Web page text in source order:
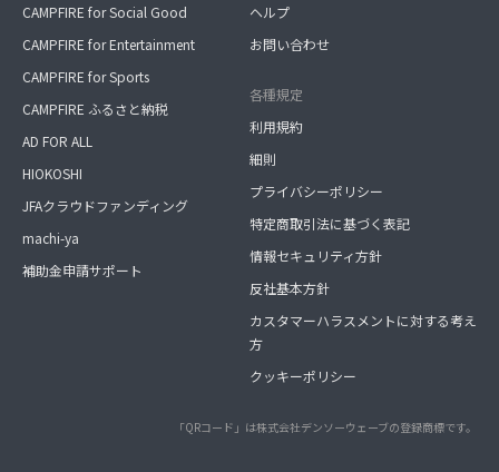
CAMPFIRE for Social Good
CAMPFIRE for Entertainment
CAMPFIRE for Sports
CAMPFIRE ふるさと納税
AD FOR ALL
HIOKOSHI
JFAクラウドファンディング
machi-ya
補助金申請サポート
ヘルプ
お問い合わせ
各種規定
利用規約
細則
プライバシーポリシー
特定商取引法に基づく表記
情報セキュリティ方針
反社基本方針
カスタマーハラスメントに対する考え
方
クッキーポリシー
「QRコード」は株式会社デンソーウェーブの登録商標です。